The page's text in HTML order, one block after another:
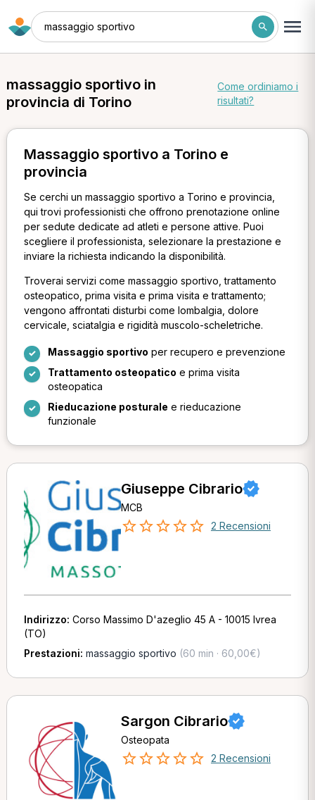
massaggio sportivo
massaggio sportivo in
provincia di Torino
Come ordiniamo i
risultati?
Massaggio sportivo a Torino e
provincia
Se cerchi un massaggio sportivo a Torino e provincia,
qui trovi professionisti che offrono prenotazione online
per sedute dedicate ad atleti e persone attive. Puoi
scegliere il professionista, selezionare la prestazione e
inviare la richiesta indicando la disponibilità.
Troverai servizi come massaggio sportivo, trattamento
osteopatico, prima visita e prima visita e trattamento;
vengono affrontati disturbi come lombalgia, dolore
cervicale, sciatalgia e rigidità muscolo-scheletriche.
Massaggio sportivo per recupero e prevenzione
Trattamento osteopatico e prima visita
osteopatica
Rieducazione posturale e rieducazione
funzionale
Giuseppe Cibrario
MCB
2 Recensioni
Indirizzo: Corso Massimo D'azeglio 45 A - 10015 Ivrea
(TO)
Prestazioni: massaggio sportivo (60 min · 60,00€)
Sargon Cibrario
Osteopata
2 Recensioni